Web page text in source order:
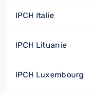
IPCH Italie
IPCH Lituanie
IPCH Luxembourg